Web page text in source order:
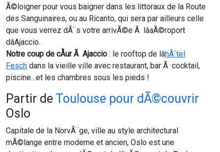
Ã©loigner pour vous baigner dans les littoraux de la Route
des Sanguinaires, ou au Ricanto, qui sera par ailleurs celle
que vous verrez dÃ¨s votre arrivÃ©e Ã lâaÃ©roport
dâAjaccio.
Notre coup de cÅur Ã Ajaccio : le rooftop de lâhÃ´tel
Fesch dans la vieille ville avec restaurant, bar Ã cocktail,
piscine…et les chambres sous les pieds !
Partir de Toulouse pour dÃ©couvrir
Oslo
Capitale de la NorvÃ¨ge, ville au style architectural
mÃ©lange entre moderne et ancien, Oslo est une